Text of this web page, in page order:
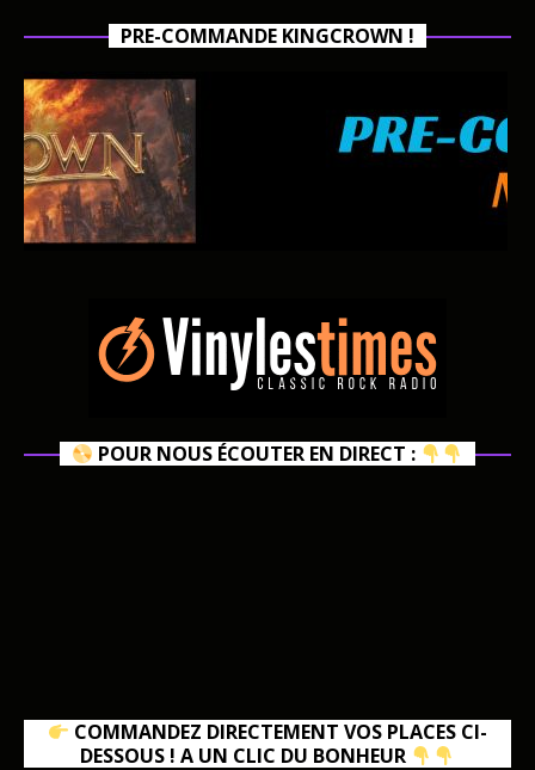
PRE-COMMANDE KINGCROWN !
POUR NOUS ÉCOUTER EN DIRECT :
COMMANDEZ DIRECTEMENT VOS PLACES CI-
DESSOUS ! A UN CLIC DU BONHEUR